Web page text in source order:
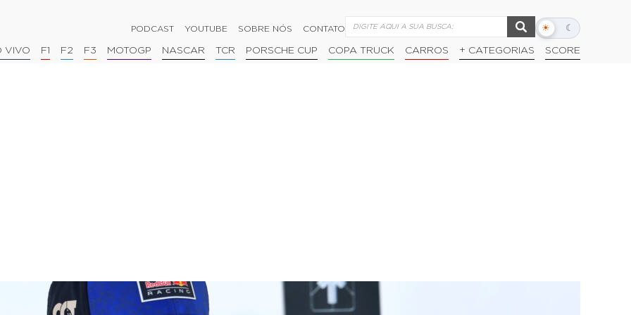
PODCAST YOUTUBE SOBRE NÓS CONTATO ☀ ☾
Alternar
escuro
VIVO F1 F2 F3 MOTOGP NASCAR TCR PORSCHE CUP COPA TRUCK CARROS + CATEGORIAS SCORE